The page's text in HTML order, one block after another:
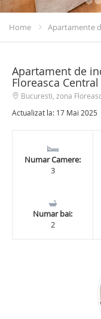
Home Apartamente
Apartament de
Floreasca
Bucuresti, zona
Actualizat la: 17 Mai 2025
Numar Camere:
3
Numar bai:
2